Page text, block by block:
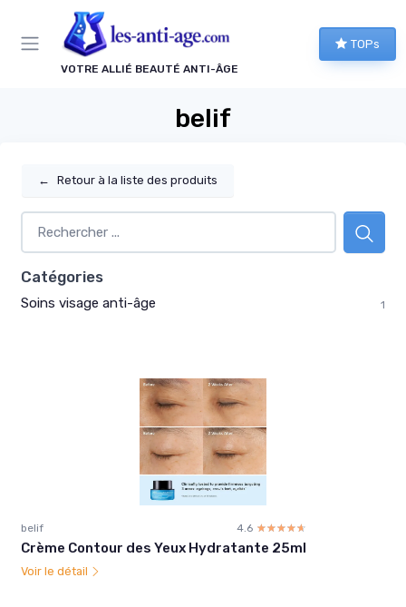
VOTRE ALLIÉ BEAUTÉ ANTI-ÂGE
TOPs
belif
← Retour à la liste des produits
Catégories
Soins visage anti-âge 1
belif 4.6 ☆☆☆☆☆
★★★★★
Crème Contour des Yeux Hydratante 25ml
Voir le détail
Panneau de gestion des cookies